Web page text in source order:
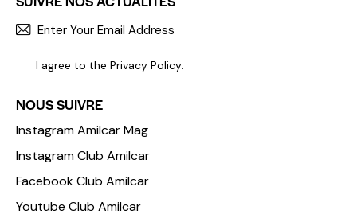
I agree to the Privacy Policy
NOUS SUIVRE
Instagram Amilcar Mag
Instagram Club Amilcar
Facebook Club Amilcar
Youtube Club Amilcar